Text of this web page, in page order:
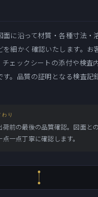
面に沿って材質・各種寸法・
を細かく確認いたします。お
チェックシートの添付や検査
す。品質の証明となる検査記
り
荷前の最後の品質確認。図面と
一点丁寧に確認します。